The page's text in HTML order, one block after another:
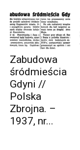
Zabudowa
śródmieścia
Gdyni //
Polska
Zbrojna. –
1937, nr...